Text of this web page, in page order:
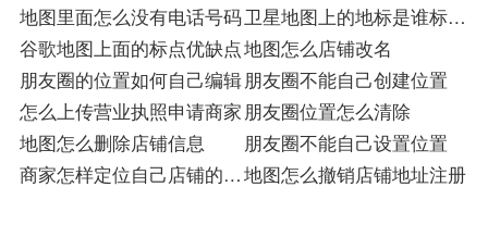
地图里面怎么没有电话号码卫星地图上的地标是谁标注
的
谷歌地图上面的标点优缺点地图怎么店铺改名
朋友圈的位置如何自己编辑朋友圈不能自己创建位置
怎么上传营业执照申请商家 朋友圈位置怎么清除
地图怎么删除店铺信息
朋友圈不能自己设置位置
商家怎样定位自己店铺的地地图怎么撤销店铺地址注册